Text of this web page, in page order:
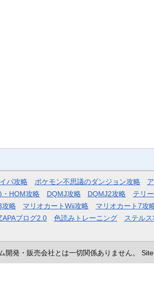
パ攻略 ポケモン不思議のダンジョン攻略
HOM攻略 DQMJ攻略 DQMJ2攻略 テリ
攻略 マリオカートWii攻略 マリオカート7攻
ブログ2.0 色読みトレーニング ステル
発・販売会社とは一切関係ありません。